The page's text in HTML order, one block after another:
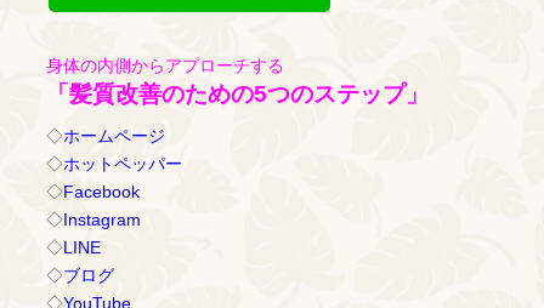
身体の内側からアプローチする
「髪質改善のための5つのステップ」
◇ホームページ
◇ホットペッパー
◇Facebook
◇Instagram
◇LINE
◇ブログ
◇YouTube